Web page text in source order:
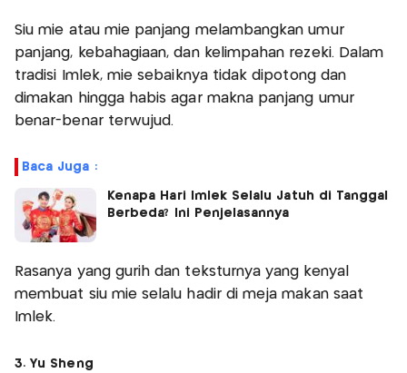
Siu mie atau mie panjang melambangkan umur
panjang, kebahagiaan, dan kelimpahan rezeki. Dalam
tradisi Imlek, mie sebaiknya tidak dipotong dan
dimakan hingga habis agar makna panjang umur
benar-benar terwujud.
Baca Juga :
Kenapa Hari Imlek Selalu Jatuh di Tanggal
Berbeda? Ini Penjelasannya
Rasanya yang gurih dan teksturnya yang kenyal
membuat siu mie selalu hadir di meja makan saat
Imlek.
3. Yu Sheng